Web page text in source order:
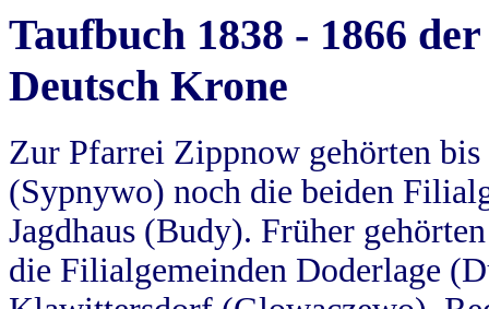
Taufbuch 1838 - 1866
Deutsch Krone
Zur Pfarrei Zippnow gehörten
(Sypnywo) noch die beiden
Jagdhaus (Budy). Früher
die Filialgemeinden Doderlage